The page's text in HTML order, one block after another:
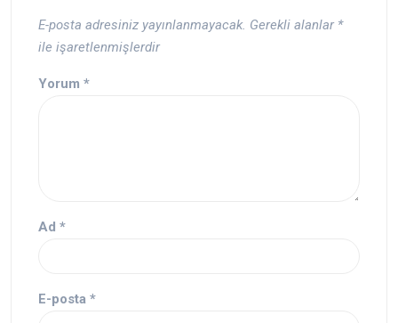
E-posta adresiniz yayınlanmayacak. Gerekli alanlar *
ile işaretlenmişlerdir
Yorum *
Ad *
E-posta *